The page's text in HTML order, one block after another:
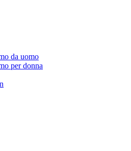
da uomo
per donna